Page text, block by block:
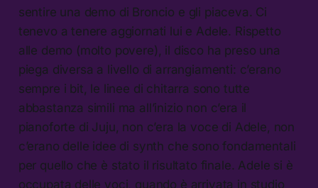
sentire una demo di Broncio e gli piaceva. Ci
tenevo a tenere aggiornati lui e Adele. Rispetto
alle demo (molto povere), il disco ha preso una
piega diversa a livello di arrangiamenti: c’erano
sempre i bit, le linee di chitarra sono tutte
abbastanza simili ma all’inizio non c’era il
pianoforte di Juju, non c’era la voce di Adele, non
c’erano delle idee di synth che sono fondamentali
per quello che è stato il risultato finale. Adele si è
occupata delle voci, quando è arrivata in studio